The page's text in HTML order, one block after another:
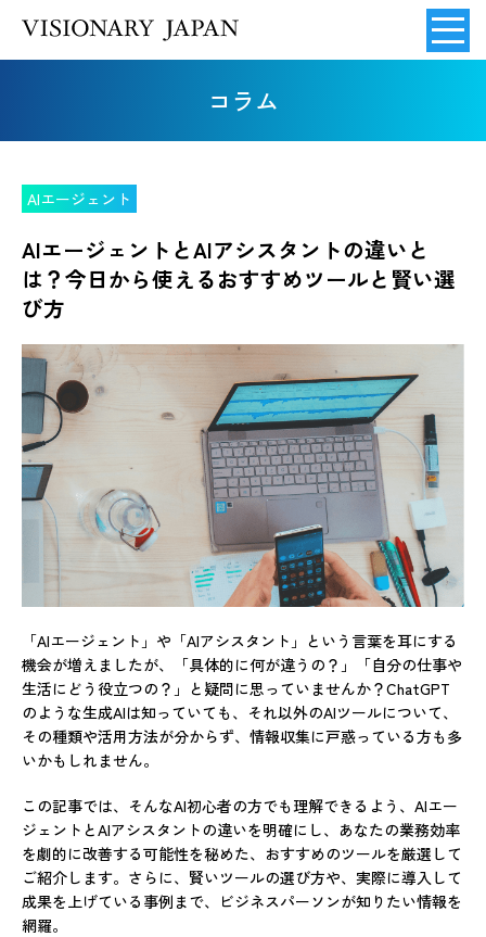
コラム
AIエージェント
AIエージェントとAIアシスタントの違いと
は？今日から使えるおすすめツールと賢い選
び方
「AIエージェント」や「AIアシスタント」という言葉を耳にする
機会が増えましたが、「具体的に何が違うの？」「自分の仕事や
生活にどう役立つの？」と疑問に思っていませんか？ChatGPT
のような生成AIは知っていても、それ以外のAIツールについて、
その種類や活用方法が分からず、情報収集に戸惑っている方も多
いかもしれません。
この記事では、そんなAI初心者の方でも理解できるよう、AIエー
ジェントとAIアシスタントの違いを明確にし、あなたの業務効率
を劇的に改善する可能性を秘めた、おすすめのツールを厳選して
ご紹介します。さらに、賢いツールの選び方や、実際に導入して
成果を上げている事例まで、ビジネスパーソンが知りたい情報を
網羅。